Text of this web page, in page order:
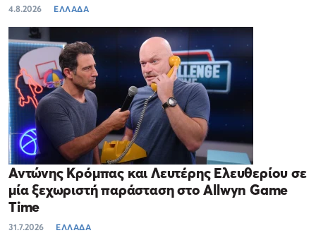
4.8.2026 ΕΛΛΑΔΑ
Αντώνης Κρόμπας και Λευτέρης Ελευθερίου σε
μία ξεχωριστή παράσταση στο Allwyn Game
Time
31.7.2026 ΕΛΛΑΔΑ